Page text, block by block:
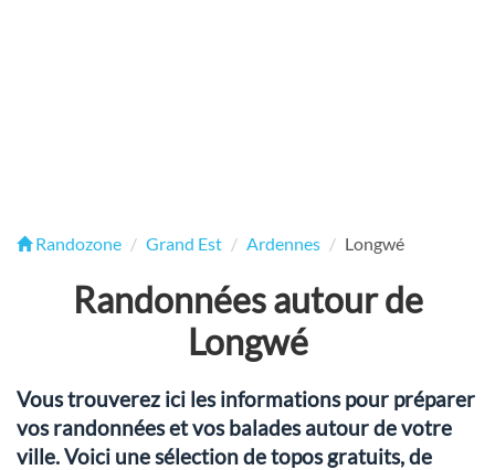
Randozone Grand Est Ardennes Longwé
Randonnées autour de
Longwé
Vous trouverez ici les informations pour préparer
vos randonnées et vos balades autour de votre
ville. Voici une sélection de topos gratuits, de